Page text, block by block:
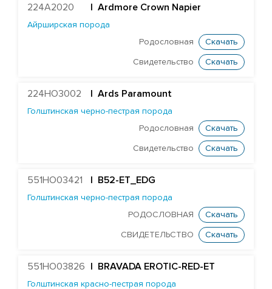
224A2020 Ardmore Crown Napier
Айрширская порода
Родословная
Скачать
Свидетельство Скачать
224HO3002 Ards Paramount
Голштинская черно-пестрая порода
Родословная
Скачать
Свидетельство Скачать
551HO03421 | B52-ET_EDG
Голштинская черно-пестрая порода
РОДОСЛОВНАЯ
Скачать
СВИДЕТЕЛЬСТВО Скачать
551HO03826 | BRAVADA EROTIC-RED-ET
Голштинская красно-пестрая порода